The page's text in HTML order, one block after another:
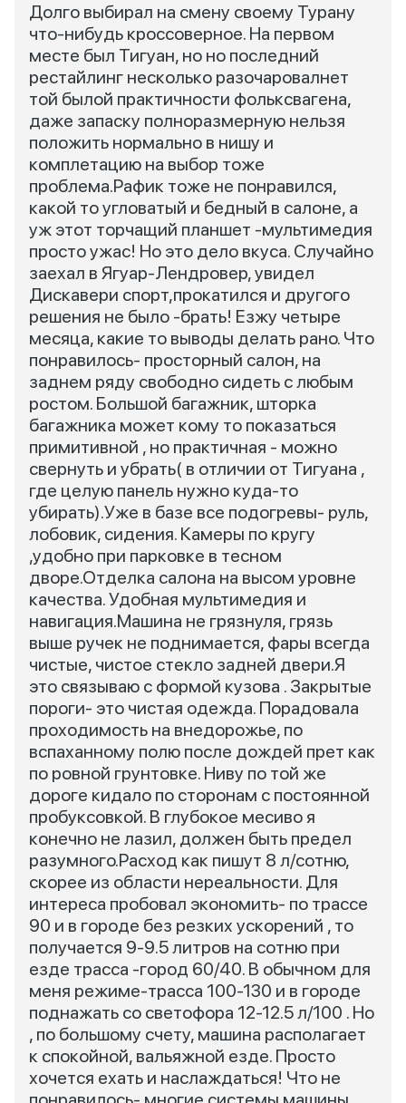
Долго выбирал на смену своему Турану
что-нибудь кроссоверное. На первом
месте был Тигуан, но но последний
рестайлинг несколько разочаровалнет
той былой практичности фольксвагена,
даже запаску полноразмерную нельзя
положить нормально в нишу и
комплетацию на выбор тоже
проблема.Рафик тоже не понравился,
какой то угловатый и бедный в салоне, а
уж этот торчащий планшет -мультимедия
просто ужас! Но это дело вкуса. Случайно
заехал в Ягуар-Лендровер, увидел
Дискавери спорт,прокатился и другого
решения не было -брать! Езжу четыре
месяца, какие то выводы делать рано. Что
понравилось- просторный салон, на
заднем ряду свободно сидеть с любым
ростом. Большой багажник, шторка
багажника может кому то показаться
примитивной , но практичная - можно
свернуть и убрать( в отличии от Тигуана ,
где целую панель нужно куда-то
убирать).Уже в базе все подогревы- руль,
лобовик, сидения. Камеры по кругу
,удобно при парковке в тесном
дворе.Отделка салона на высом уровне
качества. Удобная мультимедия и
навигация.Машина не грязнуля, грязь
выше ручек не поднимается, фары всегда
чистые, чистое стекло задней двери.Я
это связываю с формой кузова . Закрытые
пороги- это чистая одежда. Порадовала
проходимость на внедорожье, по
вспаханному полю после дождей прет как
по ровной грунтовке. Ниву по той же
дороге кидало по сторонам с постоянной
пробуксовкой. В глубокое месиво я
конечно не лазил, должен быть предел
разумного.Расход как пишут 8 л/сотню,
скорее из области нереальности. Для
интереса пробовал экономить- по трассе
90 и в городе без резких ускорений , то
получается 9-9.5 литров на сотню при
езде трасса -город 60/40. В обычном для
меня режиме-трасса 100-130 и в городе
поднажать со светофора 12-12.5 л/100 . Но
, по большому счету, машина располагает
к спокойной, вальяжной езде. Просто
хочется ехать и наслаждаться! Что не